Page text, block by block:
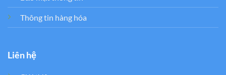
Thông tin hàng hóa
Liên hệ